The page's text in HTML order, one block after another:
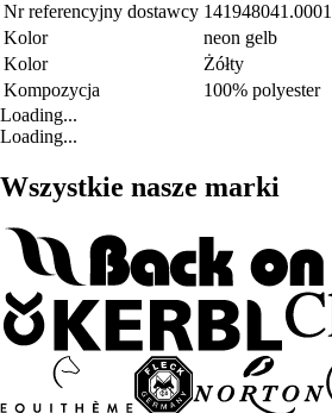
Nr referencyjny dostawcy 141948041.0001
Kolor
neon gelb
Kolor
Żółty
Kompozycja
100% polyester
Loading...
Loading...
Wszystkie nasze marki